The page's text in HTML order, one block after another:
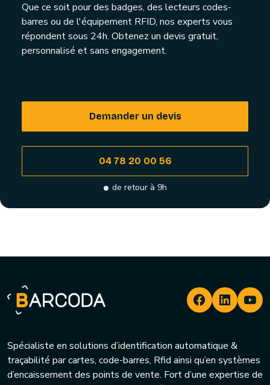
Que ce soit pour des badges, des lecteurs codes-
barres ou de l'équipement RFID, nos experts vous
répondent sous 24h. Obtenez un devis gratuit,
personnalisé et sans engagement.
Demander un devis
04 78 20 00 56
de retour à 9h
Spécialiste en solutions d’identification automatique &
traçabilité par cartes, code-barres, Rfid ainsi qu’en systèmes
d’encaissement des points de vente. Fort d’une expertise de